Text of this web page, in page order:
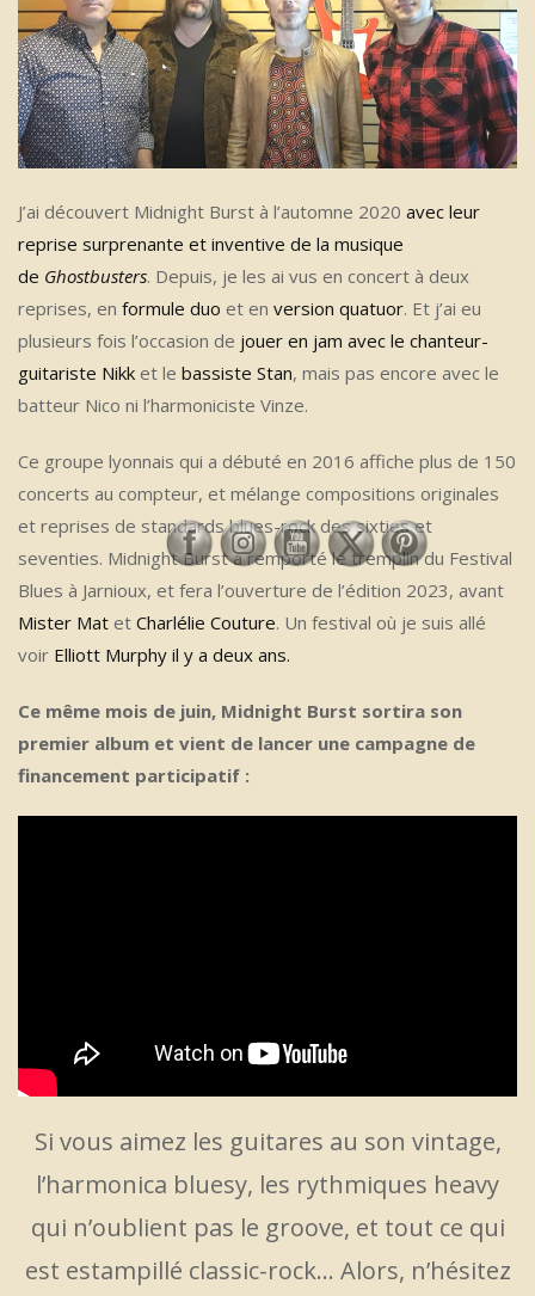
J’ai découvert Midnight Burst à l’automne 2020 avec leur
reprise surprenante et inventive de la musique
de Ghostbusters. Depuis, je les ai vus en concert à deux
reprises, en formule duo et en version quatuor. Et j’ai eu
plusieurs fois l’occasion de jouer en jam avec le chanteur-
guitariste Nikk et le bassiste Stan, mais pas encore avec le
batteur Nico ni l’harmoniciste Vinze.
Ce groupe lyonnais qui a débuté en 2016 affiche plus de 150
concerts au compteur, et mélange compositions originales
et reprises de standards blues-rock des sixties et
seventies. Midnight Burst a remporté le tremplin du Festival
Blues à Jarnioux, et fera l’ouverture de l’édition 2023, avant
Mister Mat et Charlélie Couture. Un festival où je suis allé
voir Elliott Murphy il y a deux ans.
Ce même mois de juin, Midnight Burst sortira son
premier album et vient de lancer une campagne de
financement participatif :
Si vous aimez les guitares au son vintage,
l’harmonica bluesy, les rythmiques heavy
qui n’oublient pas le groove, et tout ce qui
est estampillé classic-rock… Alors, n’hésitez